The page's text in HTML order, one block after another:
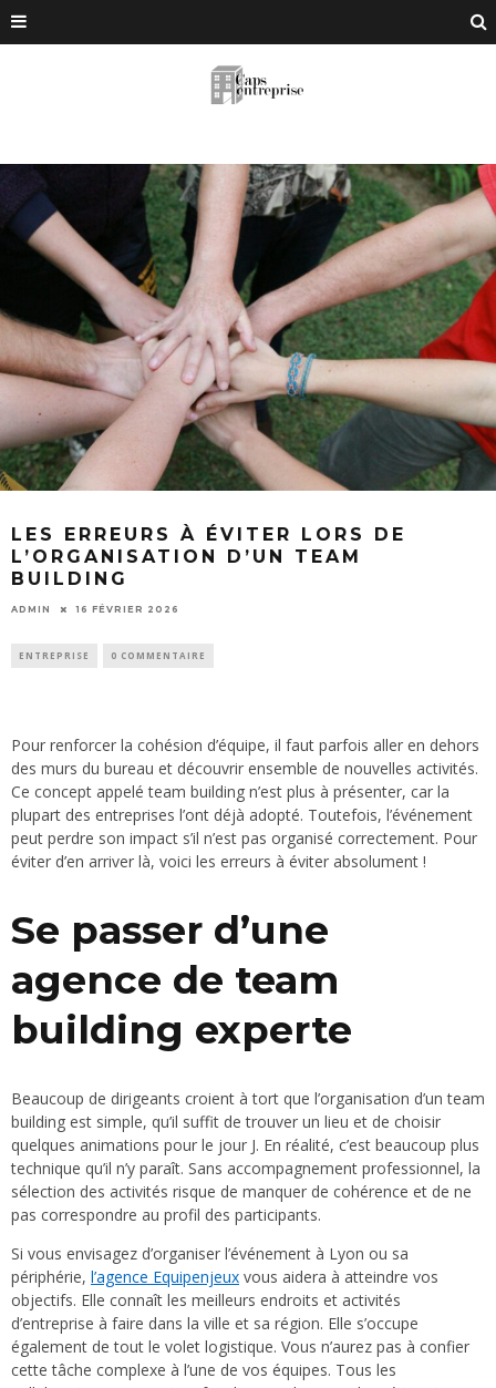
LES ERREURS À ÉVITER LORS DE
L’ORGANISATION D’UN TEAM
BUILDING
ADMIN 16 FÉVRIER 2026
ENTREPRISE 0 COMMENTAIRE
Pour renforcer la cohésion d’équipe, il faut parfois aller en dehors
des murs du bureau et découvrir ensemble de nouvelles activités.
Ce concept appelé team building n’est plus à présenter, car la
plupart des entreprises l’ont déjà adopté. Toutefois, l’événement
peut perdre son impact s’il n’est pas organisé correctement. Pour
éviter d’en arriver là, voici les erreurs à éviter absolument !
Se passer d’une
agence de team
building experte
Beaucoup de dirigeants croient à tort que l’organisation d’un team
building est simple, qu’il suffit de trouver un lieu et de choisir
quelques animations pour le jour J. En réalité, c’est beaucoup plus
technique qu’il n’y paraît. Sans accompagnement professionnel, la
sélection des activités risque de manquer de cohérence et de ne
pas correspondre au profil des participants.
Si vous envisagez d’organiser l’événement à Lyon ou sa
périphérie, l’agence Equipenjeux vous aidera à atteindre vos
objectifs. Elle connaît les meilleurs endroits et activités
d’entreprise à faire dans la ville et sa région. Elle s’occupe
également de tout le volet logistique. Vous n’aurez pas à confier
cette tâche complexe à l’une de vos équipes. Tous les